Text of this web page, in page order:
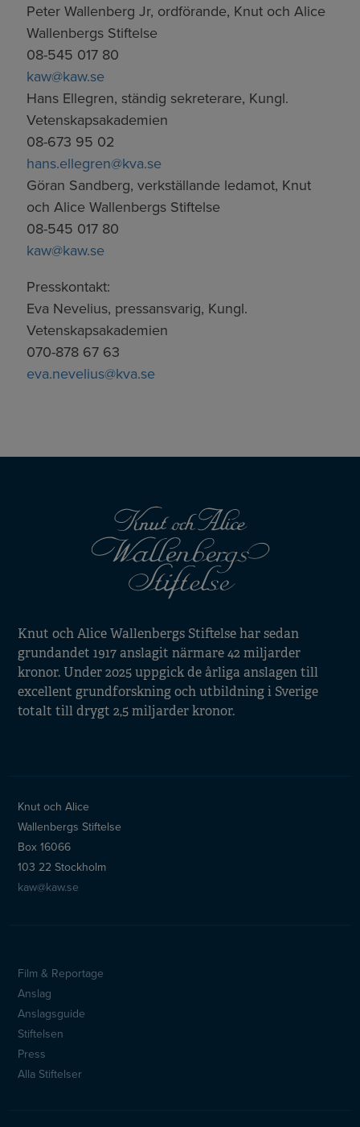
Peter Wallenberg Jr, ordförande, Knut och Alice
Wallenbergs Stiftelse
08-545 017 80
kaw@kaw.se
Hans Ellegren, ständig sekreterare, Kungl.
Vetenskapsakademien
08-673 95 02
hans.ellegren@kva.se
Göran Sandberg, verkställande ledamot, Knut
och Alice Wallenbergs Stiftelse
08-545 017 80
kaw@kaw.se
Presskontakt:
Eva Nevelius, pressansvarig, Kungl.
Vetenskapsakademien
070-878 67 63
eva.nevelius@kva.se
Knut och Alice Wallenbergs Stiftelse har sedan
grundandet 1917 anslagit närmare 42 miljarder
kronor. Under 2025 uppgick de årliga anslagen till
excellent grundforskning och utbildning i Sverige
totalt till drygt 2,5 miljarder kronor.
Knut och Alice
Wallenbergs Stiftelse
Box 16066
103 22 Stockholm
kaw@kaw.se
Sidfotsmeny
Film & Reportage
Anslag
Anslagsguide
Stiftelsen
Press
Alla Stiftelser